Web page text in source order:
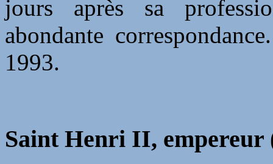
jours après sa
abondante
1993.
Saint Henri II, empereur